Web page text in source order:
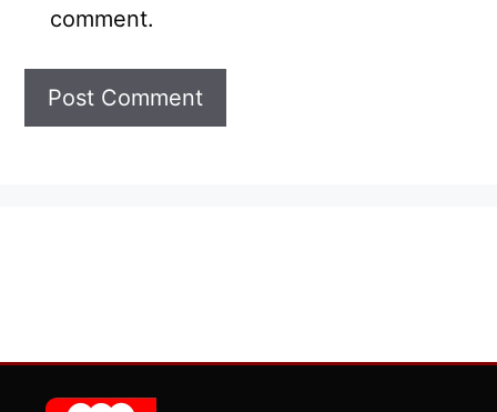
comment.